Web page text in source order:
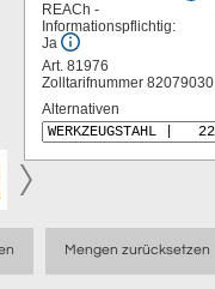
REACh -
Informationspflichtig:
Ja
Art. 81976
Zolltarifnummer 82079030
Alternativen
Mengen zurücksetzen